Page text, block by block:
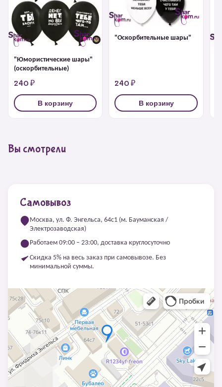
"Юмористические шары"
(оскорбительные)
240 ₽
В корзину
"Оскорбительные шары"
240 ₽
В корзину
Вы смотрели
Самовывоз
Москва, ул. Ф. Энгельса, 64с1 (м. Бауманская /
Электрозаводская)
Работаем 09:00 – 23:00, доставка круглосуточно
Скидка 5% на весь заказ при самовывозе. Без
минимальной суммы.